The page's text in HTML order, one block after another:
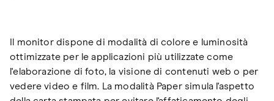
Il monitor dispone di modalità di colore e luminosità
ottimizzate per le applicazioni più utilizzate come
l'elaborazione di foto, la visione di contenuti web o per
vedere video e film. La modalità Paper simula l'aspetto